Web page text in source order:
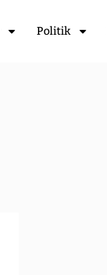
Politik